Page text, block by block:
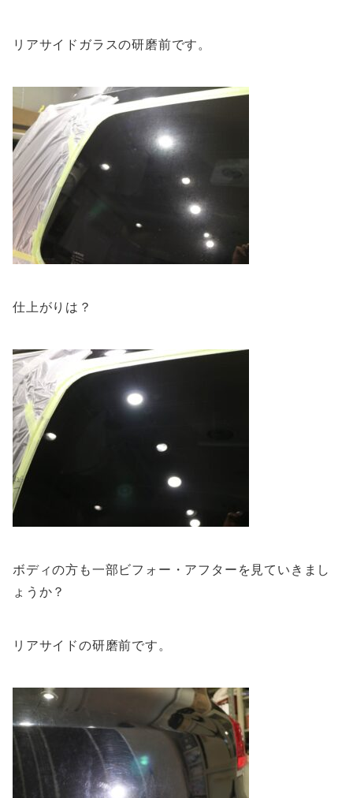
リアサイドガラスの研磨前です。
仕上がりは？
ボディの方も一部ビフォー・アフターを見ていきまし
ょうか？
リアサイドの研磨前です。